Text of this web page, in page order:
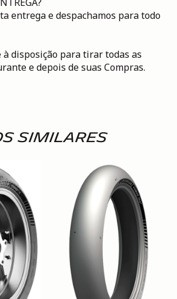
entrega e despachamos para todo
disposição para tirar todas as
e depois de suas Compras.
similares